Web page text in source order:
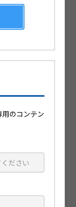
テンツが
のコンテン